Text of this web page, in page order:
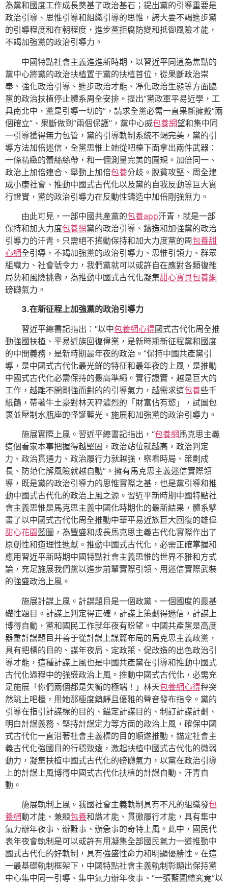
為黨和國度工作成長奠基了政治基石；提出黨的引導重要是
政治引導、思惟引導和組織引導的思惟，誇大要不竭進步黨
的引導程度和在朝程度，進步黨拒腐防變和抵御風險才能，
不竭加強黨的政治引導力。
中國特點社會主義進進新時期，以習近平同道為焦點的
黨中心將黨的政治扶植置于黨的扶植首位，從果斷政治崇
奉、強化政治引導、進步政治才能、凈化政治生態等方面臨
黨的政治扶植停止體系周全安排。提出“黨政軍平易近學，工
具南北中，黨是引導一切的”，請求全黨必需一直果斷擁戴“兩
個確立”、果斷做到“兩個保護”，黨中心威包養網望和集中同
一引導獲得無力包管，黨的引導軌制系統不竭完美，黨的引
導方法加倍迷信，全黨思惟上她從吧檯下面拿出兩件武器：
一條精緻的蕾絲絲帶，和一個測量完美的圓規。加倍同一、
政治上加倍連合、舉動上加倍包養分歧。脫貧攻堅、周全建
成小康社會、推動中國式古代化以及黨的自我反動等巨大實
行證實，黨的政治引導力在反動性鑄造中加倍剛強無力。
由此可見，一部中國共產黨的包養app汗青，就是一部
保持和加大力度包養網黨的政治引導、鑄造和加強黨的政治
引導力的汗青。只需絕不搖動保持和加大力度黨的周包養甜
心網全引導，不竭加強黨的政治引導力、思惟引領力、群眾
組織力、社會號令力，我們黨就可以或許自在應對各類復雜
局勢和風險挑釁，為推動中國式古代化凝集甜心寶貝包養網
磅礴氣力。
3.在新征程上加強黨的政治引導力
習近平總書記指出：“以中包養網心得國式古代化周全推
動強國扶植、平易近族回復偉業，是新時期新征程黨和國度
的中間義務，是新時期最年夜的政治。”保持中國共產黨引
導，是中國式古代化最光鮮的特征和最年夜的上風，是推動
中國式古代化必需保持的最高準繩。實行證實，越是巨大的
工作，越離不開剛強而對的的引導氣力，越需求這包養些千
紙鶴，帶著牛土豪對林天秤濃烈的「財富佔有慾」，試圖包
裹並壓制水瓶座的怪誕藍光。施展和加強黨的政治引導力。
施展實際上風。習近平總書記指出，“包養網馬克思主義
這個看家本事把握得越堅固，政治站位就越高，政治判定
力、政治貫通力、政治履行力就越強，察看時局、策劃成
長、防范化解風險就越自動”。擁有馬克思主義迷信實際領
導，既是黨的政治引導力的思惟實際之基，也是黨引導和推
動中國式古代化的政治上風之源。習近平新時期中國特點社
會主義思惟是馬克思主義中國化時期化的最新結果，體系擘
畫了以中國式古代化周全推動中華平易近族巨大回復的雄偉
甜心花園藍圖，為豐盛和成長馬克思主義古代化實際作出了
原創性和道理性進獻。推動中國式古代化，必需正確掌握和
應用習近平新時期中國特點社會主義思惟的世界不雅和方式
論，充足施展我們黨以進步前輩實際引領、用迷信實際武裝
的強盛政治上風。
施展計謀上風。計謀題目是一個政黨、一個國度的最基
礎性題目。計謀上判定得正確，計謀上策劃得迷信，計謀上
博得自動，黨和國民工作就年夜有盼望。中國共產黨是高度
器重計謀題目并善于從計謀上謀篇布局的馬克思主義政黨，
具有把標的目的、謀年夜局、定政策、促改造的出色政治引
導才能，這種計謀上風也是中國共產黨在引導和推動中國式
古代化過程中的強盛政治上風。推動中國式古代化，必需充
足施展「你們兩個都是失衡的極端！」林天包養網心得秤突
然跳上吧檯，用她那極度鎮靜且優雅的聲音發布指令。黨的
引導在指引計謀標的目的、錨定計謀目的、制訂計謀計劃、
明白計謀義務、堅持計謀定力等方面的政治上風，確保中國
式古代化一直沿著社會主義標的目的順遂推動，錨定社會主
義古代化強國目的行穩致遠，激起扶植中國式古代化的微弱
動力，凝集扶植中國式古代化的磅礴氣力，以黨在政治引導
上的計謀上風博得中國式古代化扶植的計謀自動、汗青自
動。
施展軌制上風。我國社會主義軌制具有不凡的組織發包
養網動才能、兼顧包養和諧才能、貫徹履行才能，具有集中
氣力辦年夜事、辦難事、辦急事的奇特上風。此中，國民代
表年夜會軌制是可以或許有用凝集全部國民氣力一道推動中
國式古代化的好軌制，具有強盛性命力和明顯優勝性。在這
一最基礎軌制框架下，中國特點社會主義軌制彰顯出保持黨
中心集中同一引導、集中氣力辦年夜事、“一張藍圖繪究竟”以